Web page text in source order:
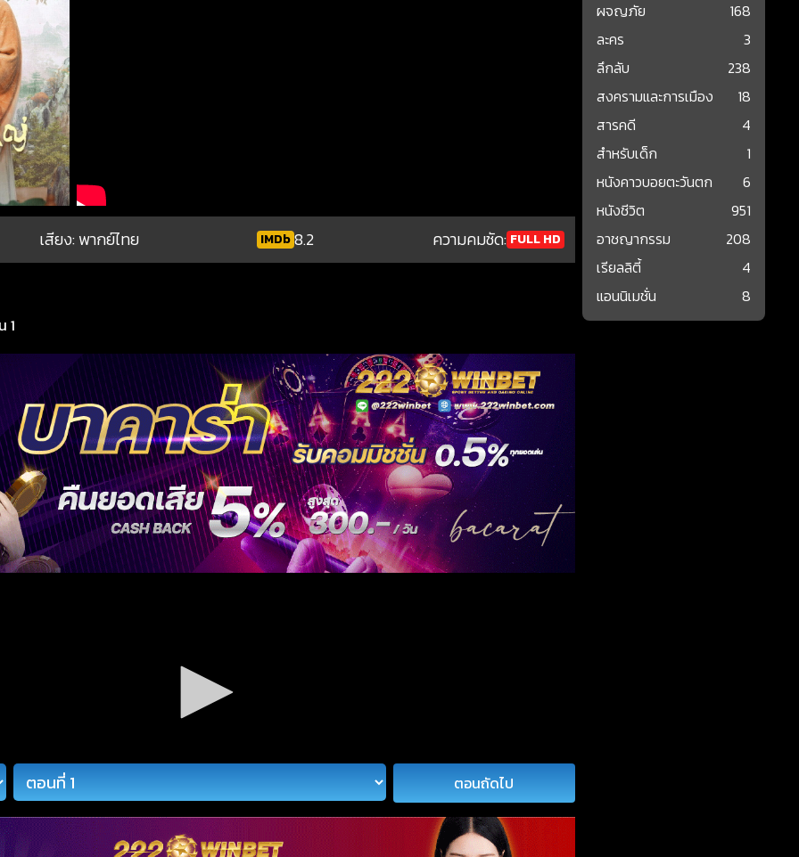
เสียง: พากย์ไทย IMDb 8.2 ความคมชัด: FULL HD
1
ตอนถัดไป
ผจญภัย
168
ละคร
3
ลึกลับ
238
สงครามและการเมือง
18
สารคดี
4
สำหรับเด็ก
1
หนังคาวบอยตะวันตก
6
หนังชีวิต
951
อาชญากรรม
208
เรียลลิตี้
4
แอนนิเมชั่น
8